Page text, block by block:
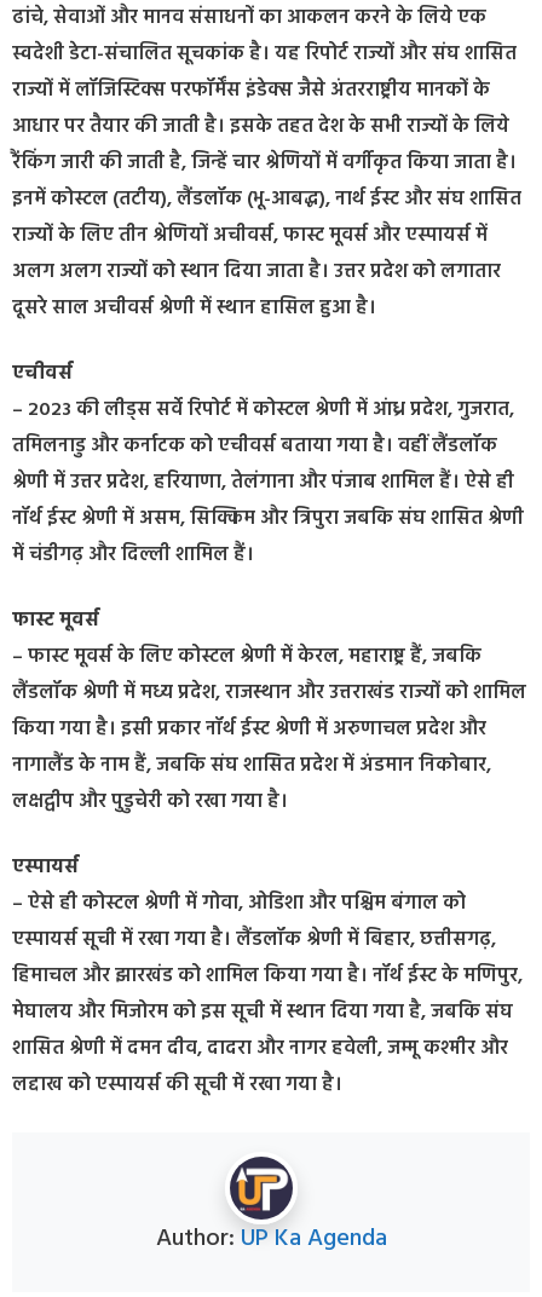
ढांचे, सेवाओं और मानव संसाधनों का आकलन करने के लिये एक
स्वदेशी डेटा-संचालित सूचकांक है। यह रिपोर्ट राज्यों और संघ शासित
राज्यों में लॉजिस्टिक्स परफॉर्मेंस इंडेक्स जैसे अंतरराष्ट्रीय मानकों के
आधार पर तैयार की जाती है। इसके तहत देश के सभी राज्यों के लिये
रैंकिंग जारी की जाती है, जिन्हें चार श्रेणियों में वर्गीकृत किया जाता है।
इनमें कोस्टल (तटीय), लैंडलॉक (भू-आबद्ध), नार्थ ईस्ट और संघ शासित
राज्यों के लिए तीन श्रेणियों अचीवर्स, फास्ट मूवर्स और एस्पायर्स में
अलग अलग राज्यों को स्थान दिया जाता है। उत्तर प्रदेश को लगातार
दूसरे साल अचीवर्स श्रेणी में स्थान हासिल हुआ है।
एचीवर्स
– 2023 की लीड्स सर्वे रिपोर्ट में कोस्टल श्रेणी में आंध्र प्रदेश, गुजरात,
तमिलनाडु और कर्नाटक को एचीवर्स बताया गया है। वहीं लैंडलॉक
श्रेणी में उत्तर प्रदेश, हरियाणा, तेलंगाना और पंजाब शामिल हैं। ऐसे ही
नॉर्थ ईस्ट श्रेणी में असम, सिक्किम और त्रिपुरा जबकि संघ शासित श्रेणी
में चंडीगढ़ और दिल्ली शामिल हैं।
फास्ट मूवर्स
– फास्ट मूवर्स के लिए कोस्टल श्रेणी में केरल, महाराष्ट्र हैं, जबकि
लैंडलॉक श्रेणी में मध्य प्रदेश, राजस्थान और उत्तराखंड राज्यों को शामिल
किया गया है। इसी प्रकार नॉर्थ ईस्ट श्रेणी में अरुणाचल प्रदेश और
नागालैंड के नाम हैं, जबकि संघ शासित प्रदेश में अंडमान निकोबार,
लक्षद्वीप और पुडुचेरी को रखा गया है।
एस्पायर्स
– ऐसे ही कोस्टल श्रेणी में गोवा, ओडिशा और पश्चिम बंगाल को
एस्पायर्स सूची में रखा गया है। लैंडलॉक श्रेणी में बिहार, छत्तीसगढ़,
हिमाचल और झारखंड को शामिल किया गया है। नॉर्थ ईस्ट के मणिपुर,
मेघालय और मिजोरम को इस सूची में स्थान दिया गया है, जबकि संघ
शासित श्रेणी में दमन दीव, दादरा और नागर हवेली, जम्मू कश्मीर और
लद्दाख को एस्पायर्स की सूची में रखा गया है।
Author: UP Ka Agenda